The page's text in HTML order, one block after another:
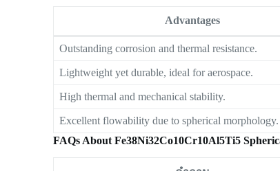
Advantages
Outstanding corrosion and thermal resistance.
Lightweight yet durable, ideal for aerospace.
High thermal and mechanical stability.
Excellent flowability due to spherical morphology.
FAQs About Fe38Ni32Co10Cr10Al5Ti5